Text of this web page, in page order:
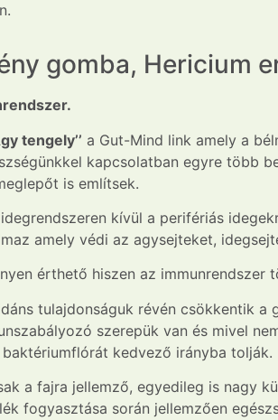
gomba, Hericium
tengely’’ a Gut-Mind link amely a
kapcsolatban egyre több
is említsek.
kívül a perifériás
amely védi az agysejteket,
érthető hiszen az immunrendszer
tulajdonságuk révén csökkentik
szerepük van és mivel
kedvező irányba tolják.
a fajra jellemző, egyedileg is nagy
fogyasztása során jellemzően